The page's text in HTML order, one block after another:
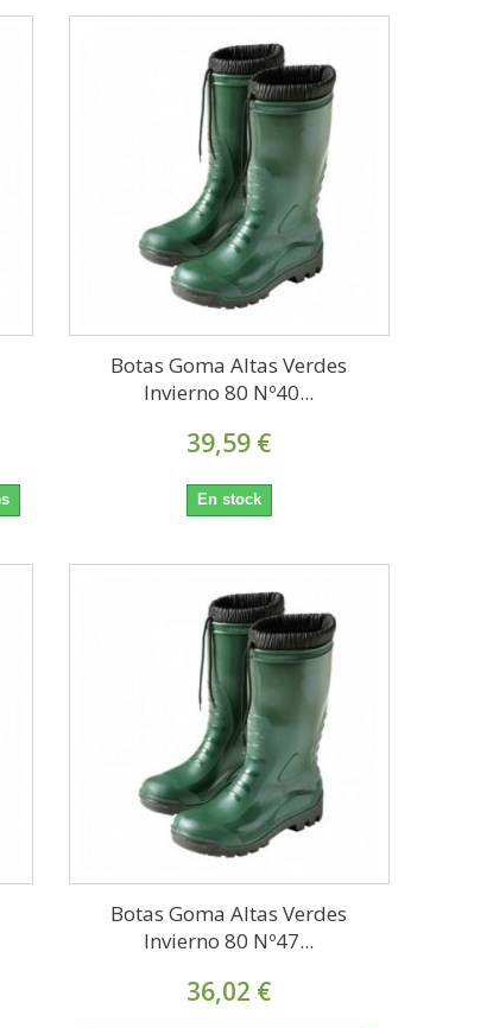
Botas Goma Altas Verdes
Invierno 80 Nº40...
39,59 €
En stock
Botas Goma Altas Verdes
Invierno 80 Nº47...
36,02 €